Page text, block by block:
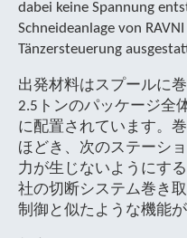
dabei keine Spannung
Schneideanlage von
Tänzersteuerung
出発材料はスプールに
2.5トンのパッケージ全
に配置されています。
ほどき、次のステーシ
力が生じないようにする
社の切断システム巻き
制御と似たような機能